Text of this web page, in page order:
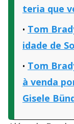
teria que
Tom
idade de
Tom
à venda
Gisele